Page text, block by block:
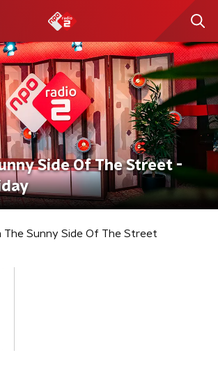
Side Of The Street -
The Sunny Side Of The Street